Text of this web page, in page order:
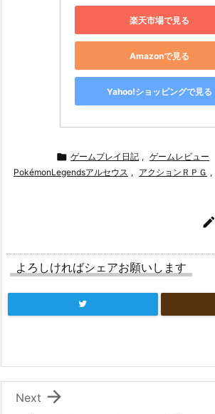
楽天市場で見る
Amazonで見る
Yahoo!ショッピングで見る
 ゲームプレイ日記 , ゲームレビュー
PokémonLegendsアルセウス , アクションＲＰＧ ,

よろしければシェアお願いします

Next